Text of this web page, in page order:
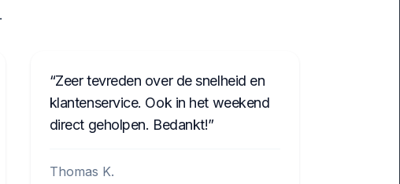
Zeer tevreden over de snelheid en
klantenservice. Ook in het weekend
direct geholpen. Bedankt!
Thomas K.